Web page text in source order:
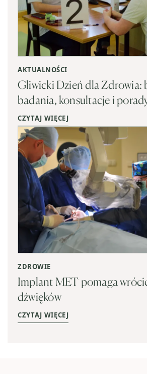
AKTUALNOŚCI
Gliwicki Dzień dla Zdrowia:
badania, konsultacje i
CZYTAJ WIĘCEJ
ZDROWIE
Implant MET pomaga
dźwięków
CZYTAJ WIĘCEJ